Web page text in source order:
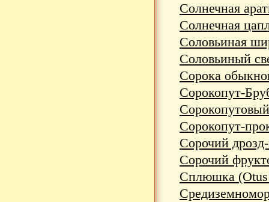
Солнечная
Солнечная
Соловьиная
Соловьиный
Сорока
Сорокопут-
Сорокопут-
Сорочий
Сорочий
Сплюшка (Otus